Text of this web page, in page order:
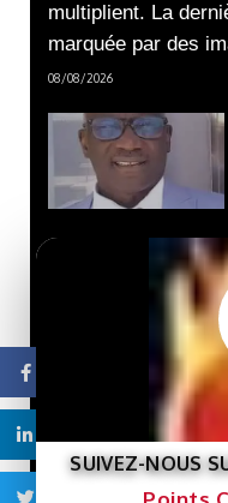
multiplient. La
marquée par des
08/08/2026
SUIVEZ-NOUS